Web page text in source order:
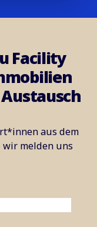
Facility
aus dem
wir melden uns